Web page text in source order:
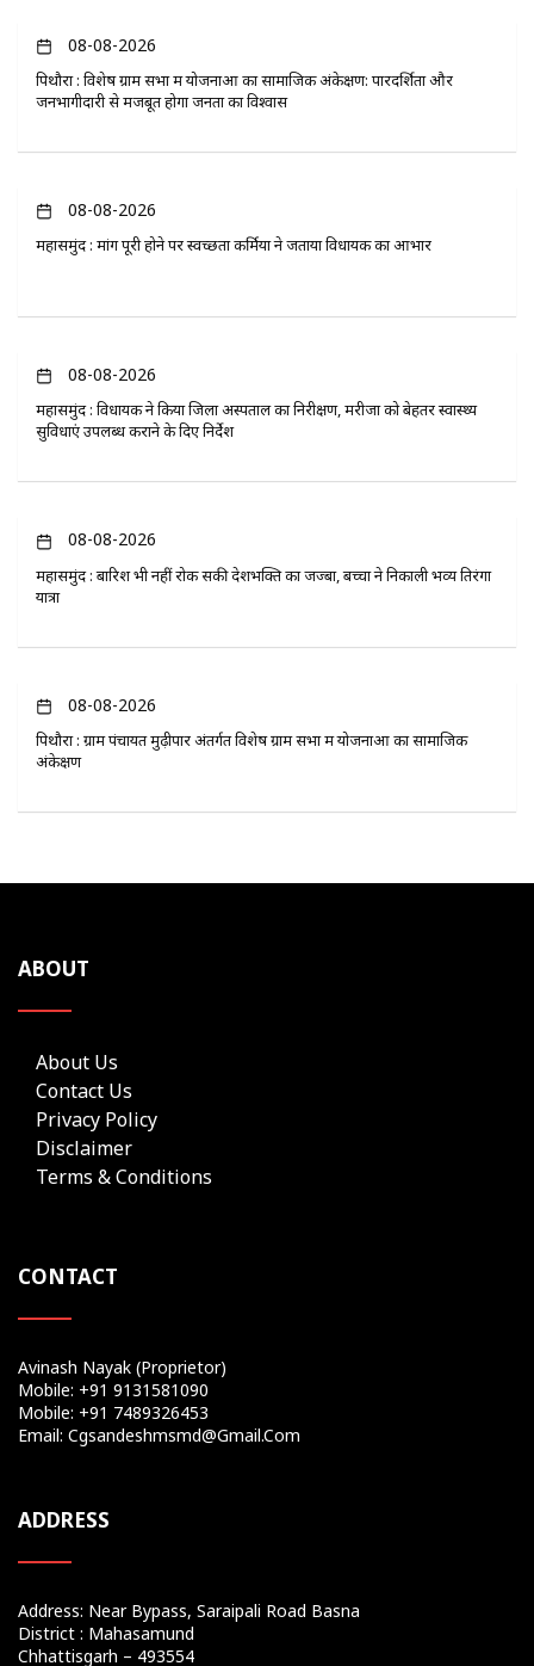
08-08-2026
पिथौरा : विशेष ग्राम सभा में योजनाओं का सामाजिक अंकेक्षण: पारदर्शिता और
जनभागीदारी से मजबूत होगा जनता का विश्वास
08-08-2026
महासमुंद : मांग पूरी होने पर स्वच्छता कर्मियों ने जताया विधायक का आभार
08-08-2026
महासमुंद : विधायक ने किया जिला अस्पताल का निरीक्षण, मरीजों को बेहतर स्वास्थ्य
सुविधाएं उपलब्ध कराने के दिए निर्देश
08-08-2026
महासमुंद : बारिश भी नहीं रोक सकी देशभक्ति का जज्बा, बच्चों ने निकाली भव्य तिरंगा
यात्रा
08-08-2026
पिथौरा : ग्राम पंचायत मुढ़ीपार अंतर्गत विशेष ग्राम सभा में योजनाओं का सामाजिक
अंकेक्षण
ABOUT
About Us
Contact Us
Privacy Policy
Disclaimer
Terms & Conditions
CONTACT
Avinash Nayak (Proprietor)
Mobile: +91 9131581090
Mobile: +91 7489326453
Email: Cgsandeshmsmd@gmail.com
ADDRESS
Address: Near Bypass, Saraipali Road Basna
District : Mahasamund
Chhattisgarh – 493554